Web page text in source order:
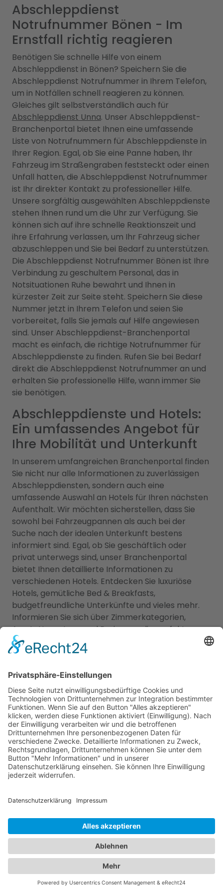
Abschleppdienst
Notrufnummer Bönen - Im
Ernstfall richtig reagieren
Benötigen Sie schnelle Hilfe von einem
Abschleppdienst in Bönen? Speichern Sie die
Abschleppdienst Notrufnummer in Ihrem Telefon,
um in Notfällen schnell reagieren zu können.
Gleiches gilt selbstverständlich auch für
Abschleppdienst Unna. Unser Abschleppdienst-
Branchenportal bietet Ihnen eine umfassende
Liste von Notrufnummern für Abschleppdienste in
Ihrer Region. Egal, ob Sie eine Panne haben, Ihr
Fahrzeug im Straßengraben feststeckt oder einen
Unfall hatten, die Abschleppdienst Notrufnummer
ist Ihr direkter Kontakt zu professioneller Hilfe.
Unsere sorgfältig ausgewählten Abschleppdienste
stehen Ihnen rund um die Uhr zur Verfügung. Sie
können sich auf ihre schnelle Reaktionszeit und
ihre Erfahrung verlassen, um Ihr Fahrzeug sicher
abzuschleppen und Sie bei Bedarf zu unterstützen.
Die Abschleppdienst Notrufnummer Bönen ist Ihre
Verbindung zu geschultem Personal, das in
Notsituationen Ruhe bewahrt und Ihnen in
kürzester Zeit zur Seite steht. Speichern Sie diese
Nummer jetzt in Ihrem Telefon und seien Sie
vorbereitet, falls Sie jemals auf Hilfe angewiesen
sind. Unser Abschleppdienst-Branchenportal
macht es einfach, die richtige Notrufnummer für
Abschleppdienste zu finden. Rufen Sie bei Bedarf
direkt die Abschleppdienst Notrufnummer an und
erhalten Sie professionelle Hilfe, wann immer Sie
sie benötigen.
Abschleppdienste und Hotels:
Ein umfassendes Angebot für
Ihre Mobilität und Unterkunft
In unserem umfangreichen Branchenportal finden
Sie nicht nur alle Informationen zu zuverlässigen
Abschleppdiensten, sondern auch eine
umfassende Auswahl an Hotels für Ihren nächsten
Aufenthalt. Wir möchten sicherstellen, dass Sie
sowohl bei Fahrzeugpannen als auch bei der
Suche nach der idealen Unterkunft bestens
informiert sind. Egal, ob Sie geschäftlich oder
privat unterwegs sind, unser Branchenportal
bietet Ihnen detaillierte Informationen zu
verschiedenen Hotels. Entdecken Sie luxuriöse
Hotels, gemütliche Bed & Breakfasts,
budgetfreundliche Unterkünfte und vieles mehr.
Informieren Sie sich über Zimmerkategorien,
Ausstattung, Lage und Preise, um die perfekte
Unterkunft für Ihre Bedürfnisse zu finden.
Gleichzeitig möchten wir Ihnen in Notfällen
Sie eine Auswahl an professionellen
Abschleppdiensten, die Ihnen bei Fahrzeugpannen
und Unfällen zur Seite stehen. Informieren Sie sich
über deren Leistungen, Verfügbarkeit und
Kontaktinformationen, um im Ernstfall schnell Hilfe
zu erhalten. Unser Branchenportal vereint die
besten Informationen zuHotel Bönenund
Abschleppdiensten. Egal, ob Sie nach einer
komfortablen Unterkunft suchen oder
- wir stehen Ihnen mit umfassenden
Jetzt Abschleppdienst finden!